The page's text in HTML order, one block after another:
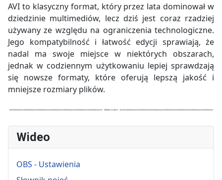
AVI to klasyczny format, który przez lata dominował w
dziedzinie multimediów, lecz dziś jest coraz rzadziej
używany ze względu na ograniczenia technologiczne.
Jego kompatybilność i łatwość edycji sprawiają, że
nadal ma swoje miejsce w niektórych obszarach,
jednak w codziennym użytkowaniu lepiej sprawdzają
się nowsze formaty, które oferują lepszą jakość i
mniejsze rozmiary plików.
Wideo
OBS - Ustawienia